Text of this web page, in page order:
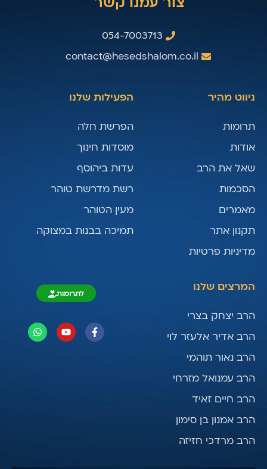
054-7003713
contact@hesedshalom.co.il
ניווט מהיר
תרומות
אודות
שאל את הרב
הסכמות
מאמרים
תקנון אתר
מדיניות פרטיות
הפעילות שלנו
הפרשת חלה
מוסדות חינוך
עדות ביהוסף
רשת מדרשת טוהר
מעין הטוהר
תמיכה בבנות במצוקה
המרצים שלנו
הרב יצחק בצרי
הרב אדיר אלעזר לוי
הרב נאור תוהמי
הרב עמנואל מזרחי
הרב חיים זאיד
הרב אמנון בן סימון
הרב מרדכי חזיזה
לתרומות